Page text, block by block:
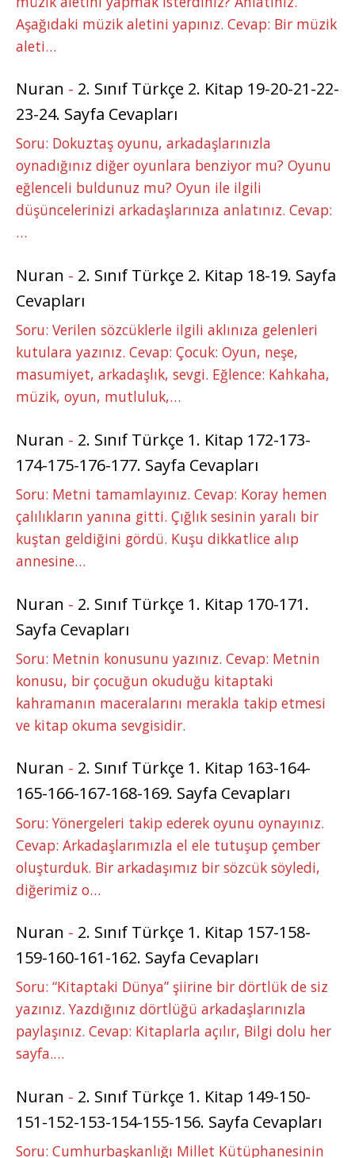
Aşağıdaki müzik aletini yapınız. Cevap: Bir müzik
aleti…
Nuran - 2. Sınıf Türkçe 2. Kitap 19-20-21-22-
23-24. Sayfa Cevapları
Soru: Dokuztaş oyunu, arkadaşlarınızla
oynadığınız diğer oyunlara benziyor mu? Oyunu
eğlenceli buldunuz mu? Oyun ile ilgili
düşüncelerinizi arkadaşlarınıza anlatınız. Cevap:
…
Nuran - 2. Sınıf Türkçe 2. Kitap 18-19. Sayfa
Cevapları
Soru: Verilen sözcüklerle ilgili aklınıza gelenleri
kutulara yazınız. Cevap: Çocuk: Oyun, neşe,
masumiyet, arkadaşlık, sevgi. Eğlence: Kahkaha,
müzik, oyun, mutluluk,…
Nuran - 2. Sınıf Türkçe 1. Kitap 172-173-
174-175-176-177. Sayfa Cevapları
Soru: Metni tamamlayınız. Cevap: Koray hemen
çalılıkların yanına gitti. Çığlık sesinin yaralı bir
kuştan geldiğini gördü. Kuşu dikkatlice alıp
annesine…
Nuran - 2. Sınıf Türkçe 1. Kitap 170-171.
Sayfa Cevapları
Soru: Metnin konusunu yazınız. Cevap: Metnin
konusu, bir çocuğun okuduğu kitaptaki
kahramanın maceralarını merakla takip etmesi
ve kitap okuma sevgisidir.
Nuran - 2. Sınıf Türkçe 1. Kitap 163-164-
165-166-167-168-169. Sayfa Cevapları
Soru: Yönergeleri takip ederek oyunu oynayınız.
Cevap: Arkadaşlarımızla el ele tutuşup çember
oluşturduk. Bir arkadaşımız bir sözcük söyledi,
diğerimiz o…
Nuran - 2. Sınıf Türkçe 1. Kitap 157-158-
159-160-161-162. Sayfa Cevapları
Soru: “Kitaptaki Dünya” şiirine bir dörtlük de siz
yazınız. Yazdığınız dörtlüğü arkadaşlarınızla
paylaşınız. Cevap: Kitaplarla açılır, Bilgi dolu her
sayfa.…
Nuran - 2. Sınıf Türkçe 1. Kitap 149-150-
151-152-153-154-155-156. Sayfa Cevapları
Soru: Cumhurbaşkanlığı Millet Kütüphanesinin